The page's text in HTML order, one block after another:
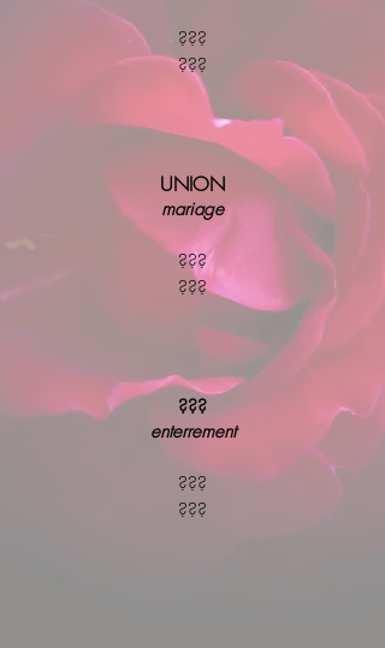
???
???
UNION
mariage
???
???
???
enterrement
???
???